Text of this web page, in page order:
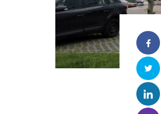
Facebook
Twitter
Linkedin